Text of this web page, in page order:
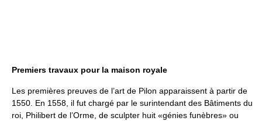
Premiers travaux pour la maison royale
Les premières preuves de l’art de Pilon apparaissent à partir de
1550. En 1558, il fut chargé par le surintendant des Bâtiments du
roi, Philibert de l’Orme, de sculpter huit «génies funèbres» ou